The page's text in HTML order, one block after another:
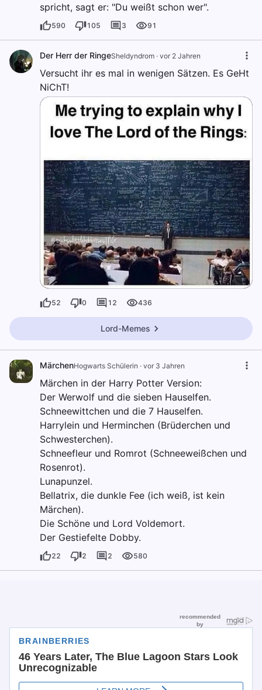
spricht, sagt er: "Du weißt schon wer".
590 105 3 91
Der Herr der RingeSheldyndrom · vor 2 Jahren
Versucht ihr es mal in wenigen Sätzen. Es GeHt
NiChT!
52 0 12 436
Lord-Memes
MärchenHogwarts Schülerin · vor 3 Jahren
Märchen in der Harry Potter Version:
Der Werwolf und die sieben Hauselfen.
Schneewittchen und die 7 Hauselfen.
Harrylein und Herminchen (Brüderchen und
Schwesterchen).
Schneefleur und Romrot (Schneeweißchen und
Rosenrot).
Lunapunzel.
Bellatrix, die dunkle Fee (ich weiß, ist kein
Märchen).
Die Schöne und Lord Voldemort.
Der Gestiefelte Dobby.
22 2 2 580